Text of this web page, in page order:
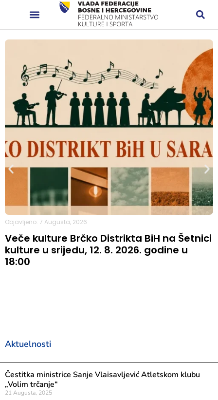
Objavljeno: 7 Augusta, 2026
Veče kulture Brčko Distrikta BiH na Šetnici
kulture u srijedu, 12. 8. 2026. godine u
18:00
Aktuelnosti
Čestitka ministrice Sanje Vlaisavljević Atletskom klubu
„Volim trčanje“
21 Augusta, 2025